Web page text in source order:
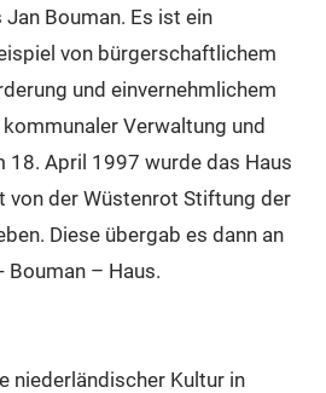
Bouman. Es ist ein
von bürgerschaftlichem
und einvernehmlichem
Verwaltung und
18. April 1997 wurde das Haus
von der Wüstenrot Stiftung der
Diese übergab es dann an
Bouman – Haus.
niederländischer Kultur in